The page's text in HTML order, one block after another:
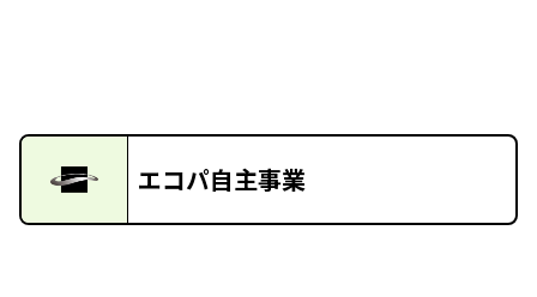
エコパ自主事業